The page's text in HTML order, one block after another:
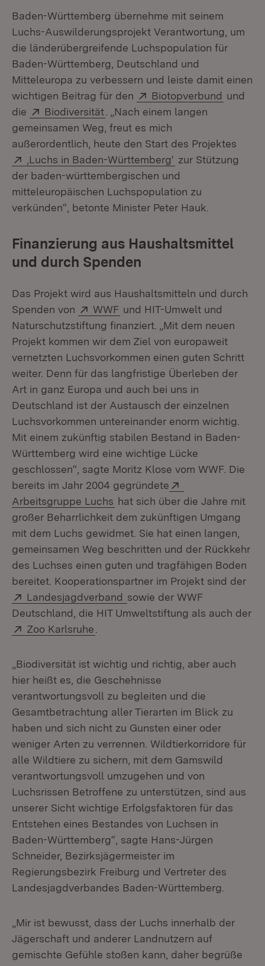
Baden-Württemberg übernehme mit seinem
Luchs-Auswilderungsprojekt Verantwortung, um
die länderübergreifende Luchspopulation für
Baden-Württemberg, Deutschland und
Mitteleuropa zu verbessern und leiste damit einen
wichtigen Beitrag für den
Extern:
Biotopverbund (Öffnet
und
die
Extern:
Biodiversität (Öffnet in neuem Fenster)
. „Nach einem langen
gemeinsamen Weg, freut es mich
außerordentlich, heute den Start des Projektes
Extern:
‚Luchs in Baden-Württemberg‘ (Öffnet in neuem
zur Stützung
der baden-württembergischen und
mitteleuropäischen Luchspopulation zu
verkünden“, betonte Minister Peter Hauk.
Finanzierung aus Haushaltsmittel
und durch Spenden
Das Projekt wird aus Haushaltsmitteln und durch
Spenden von
Extern:
WWF (Öffnet in neuem Fenster)
und HIT-Umwelt und
Naturschutzstiftung finanziert. „Mit dem neuen
Projekt kommen wir dem Ziel von europaweit
vernetzten Luchsvorkommen einen guten Schritt
weiter. Denn für das langfristige Überleben der
Art in ganz Europa und auch bei uns in
Deutschland ist der Austausch der einzelnen
Luchsvorkommen untereinander enorm wichtig.
Mit einem zukünftig stabilen Bestand in Baden-
Württemberg wird eine wichtige Lücke
geschlossen“, sagte Moritz Klose vom WWF. Die
bereits im Jahr 2004 gegründete
Arbeitsgruppe Luchs (Öffnet in neuem Fenster)
hat sich über die Jahre mit
großer Beharrlichkeit dem zukünftigen Umgang
mit dem Luchs gewidmet. Sie hat einen langen,
gemeinsamen Weg beschritten und der Rückkehr
des Luchses einen guten und tragfähigen Boden
bereitet. Kooperationspartner im Projekt sind der
Extern:
Landesjagdverband (Öffnet in neuem Fenster)
sowie der WWF
Deutschland, die HIT Umweltstiftung als auch der
Extern:
Zoo Karlsruhe
„Biodiversität ist wichtig und richtig, aber auch
hier heißt es, die Geschehnisse
verantwortungsvoll zu begleiten und die
Gesamtbetrachtung aller Tierarten im Blick zu
haben und sich nicht zu Gunsten einer oder
weniger Arten zu verrennen. Wildtierkorridore für
alle Wildtiere zu sichern, mit dem Gamswild
verantwortungsvoll umzugehen und von
Luchsrissen Betroffene zu unterstützen, sind aus
unserer Sicht wichtige Erfolgsfaktoren für das
Entstehen eines Bestandes von Luchsen in
Baden-Württemberg“, sagte Hans-Jürgen
Schneider, Bezirksjägermeister im
Regierungsbezirk Freiburg und Vertreter des
Landesjagdverbandes Baden-Württemberg.
„Mir ist bewusst, dass der Luchs innerhalb der
Jägerschaft und anderer Landnutzern auf
gemischte Gefühle stoßen kann, daher begrüße